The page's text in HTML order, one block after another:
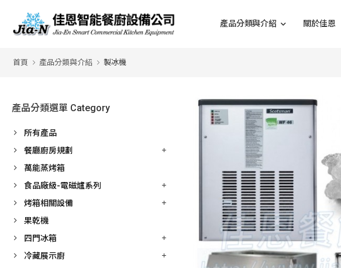
產品分類與介紹 關於佳恩
首頁 產品分類與介紹 製冰機
產品分類選單 Category
所有產品
餐廳廚房規劃
萬能蒸烤箱
食品廠級-電磁爐系列
烤箱相關設備
果乾機
四門冰箱
冷藏展示廚